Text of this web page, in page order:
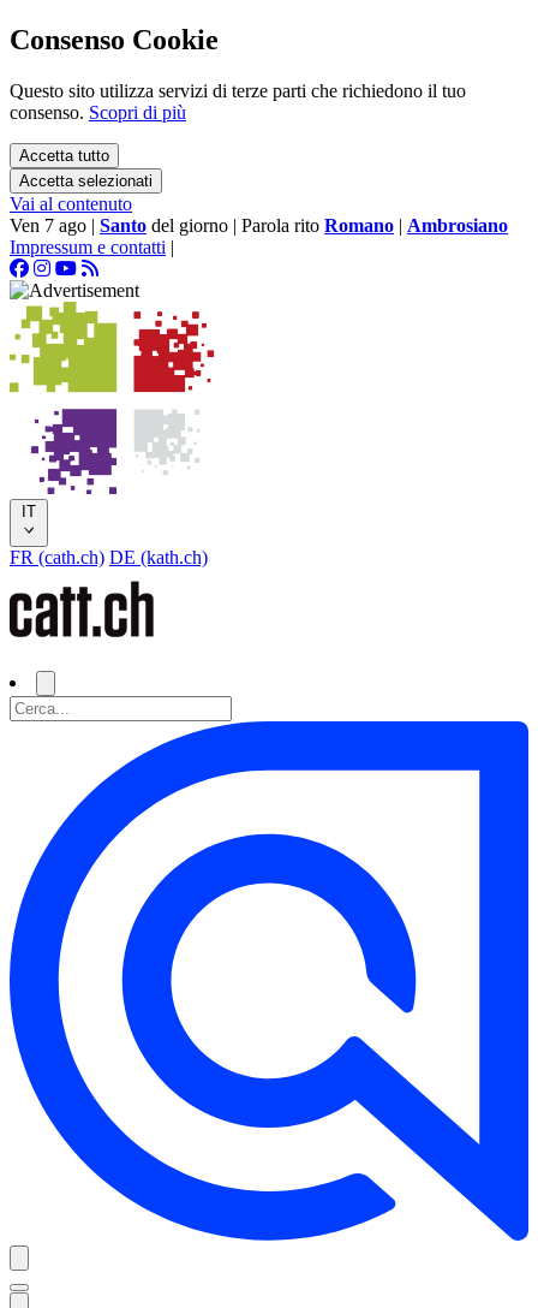
Consenso Cookie
Questo sito utilizza servizi di terze parti che richiedono il tuo
consenso. Scopri di più
Accetta tutto
Accetta selezionati
Vai al contenuto
Ven 7 ago | Santo del giorno | Parola rito Romano | Ambrosiano
Impressum e contatti |
IT
FR (cath.ch) DE (kath.ch)